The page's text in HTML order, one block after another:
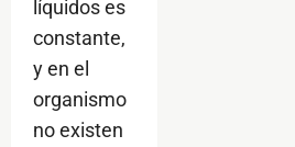
líquidos es
constante,
y en el
organismo
no existen